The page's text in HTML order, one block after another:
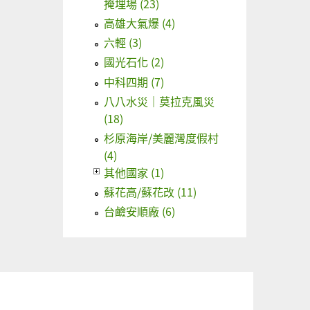
掩埋場 (23)
高雄大氣爆 (4)
六輕 (3)
國光石化 (2)
中科四期 (7)
八八水災｜莫拉克風災
(18)
杉原海岸/美麗灣度假村
(4)
其他國家 (1)
蘇花高/蘇花改 (11)
台鹼安順廠 (6)